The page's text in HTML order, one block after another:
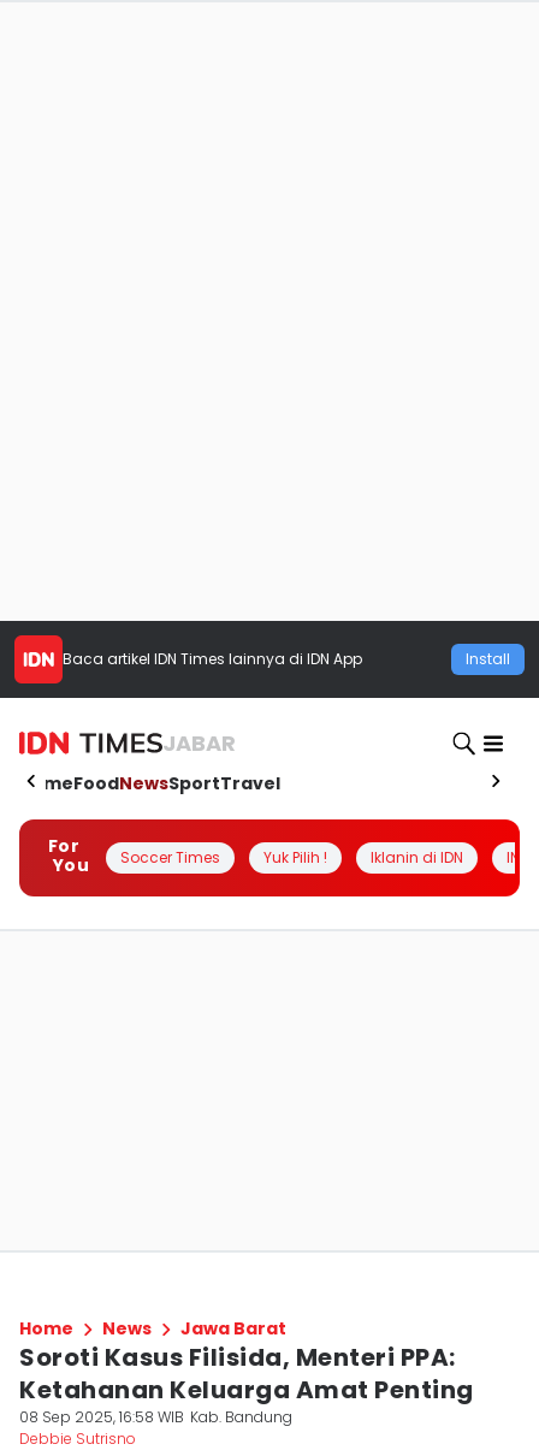
Baca artikel IDN Times lainnya di IDN App Install
JABAR
HomeFoodNewsSportTravel
For
You
Soccer Times Yuk Pilih ! Iklanin di IDN
Home News Jawa Barat
Soroti Kasus Filisida, Menteri PPA:
Ketahanan Keluarga Amat Penting
08 Sep 2025, 16:58 WIB Kab. Bandung
Debbie Sutrisno